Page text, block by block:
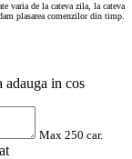
varia de la cateva zila, la cateva
plasarea comenzilor din timp.
adauga in cos
Max 250 car.